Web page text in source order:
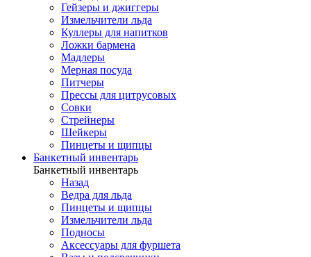
Гейзеры и джиггеры
Измельчители льда
Куллеры для напитков
Ложки бармена
Мадлеры
Мерная посуда
Питчеры
Прессы для цитрусовых
Совки
Стрейнеры
Шейкеры
Пинцеты и щипцы
Банкетный инвентарь
Банкетный инвентарь
Назад
Ведра для льда
Пинцеты и щипцы
Измельчители льда
Подносы
Аксессуары для фуршета